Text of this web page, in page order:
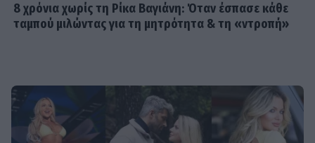
8 χρόνια χωρίς τη Ρίκα Βαγιάνη: Όταν έσπασε κάθε
ταμπού μιλώντας για τη μητρότητα & τη «ντροπή»